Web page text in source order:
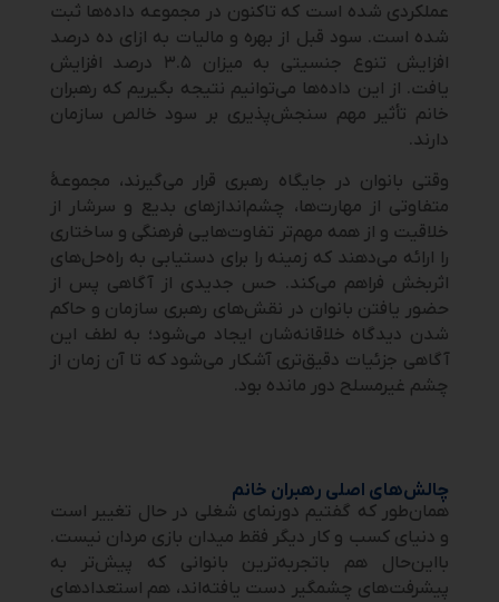
عملکردی شده است که تاکنون در مجموعه داده‌ها ثبت
‌شده است. سود قبل از بهره و مالیات به ازای ده درصد
افزایش تنوع جنسیتی به میزان ۳.۵ درصد افزایش
یافت. از این داده‌ها می‌توانیم نتیجه بگیریم که رهبران
خانم تأثیر مهم سنجش‌پذیری بر سود خالص سازمان
دارند.
وقتی بانوان در جایگاه رهبری قرار می‌گیرند، مجموعۀ
متفاوتی از مهارت‌ها، چشم‌اندازهای بدیع و سرشار از
خلاقیت و از همه مهم‌تر تفاوت‌هایی فرهنگی و ساختاری
را ارائه می‌دهند که زمینه را برای دستیابی به راه‌حل‌های
اثربخش فراهم می‌کند. حس جدیدی از آگاهی پس از
حضور یافتن بانوان در نقش‌های رهبری سازمان و حاکم
شدن دیدگاه خلاقانه‌شان ایجاد می‌شود؛ به لطف این
آگاهی جزئیات دقیق‌تری آشکار می‌شود که تا آن زمان از
چشم غیرمسلح دور مانده بود.
چالش‌های اصلی رهبران خانم
همان‌طور که گفتیم دورنمای شغلی در حال تغییر است
و دنیای کسب و کار دیگر فقط میدان بازی مردان نیست.
بااین‌حال هم باتجربه‌ترین بانوانی که پیش‌تر به
پیشرفت‌های چشمگیر دست یافته‌اند، هم استعدادهای